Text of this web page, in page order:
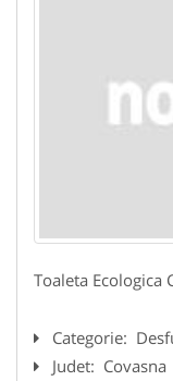
Toaleta Ecologica
Categorie:
Judet: Covasna